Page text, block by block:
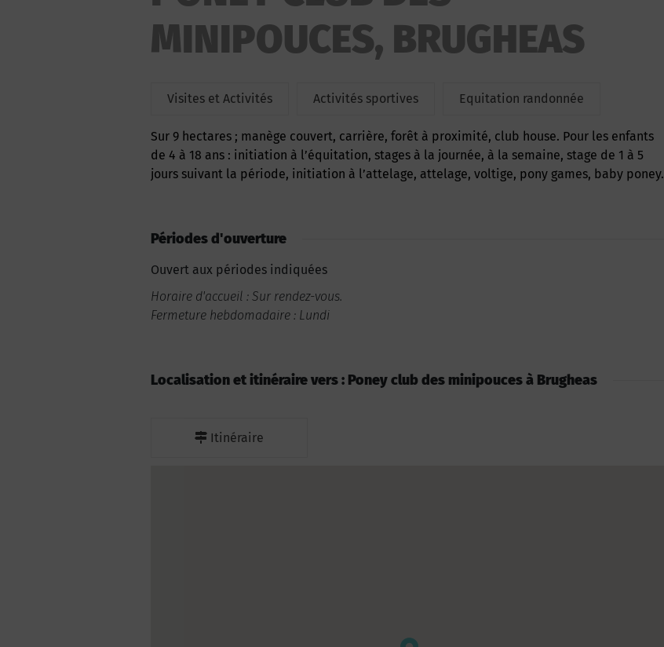
MINIPOUCES, BRUGHEAS
Visites et Activités Activités sportives Equitation randonnée
Sur 9 hectares ; manège couvert, carrière, forêt à proximité, club house. Pour les enfants
de 4 à 18 ans : initiation à l’équitation, stages à la journée, à la semaine, stage de 1 à 5
jours suivant la période, initiation à l’attelage, attelage, voltige, pony games, baby poney.
Périodes d'ouverture
Ouvert aux périodes indiquées
Horaire d'accueil : Sur rendez-vous.
Fermeture hebdomadaire : Lundi
Localisation et itinéraire vers : Poney club des minipouces à Brugheas
Itinéraire